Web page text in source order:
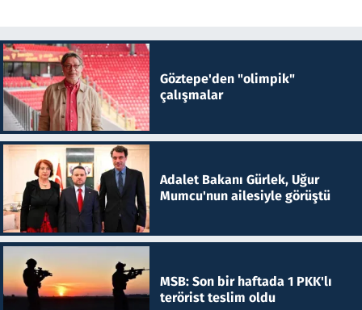
Göztepe'den "olimpik"
çalışmalar
Adalet Bakanı Gürlek, Uğur
Mumcu'nun ailesiyle görüştü
MSB: Son bir haftada 1 PKK'lı
terörist teslim oldu